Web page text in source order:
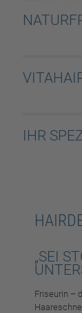
IHR
„SEI
Friseurin –